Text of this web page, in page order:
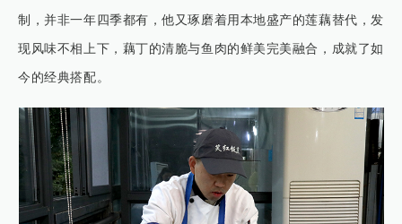
制，并非一年四季都有，他又琢磨着用本地盛产的莲藕替代，发
现风味不相上下，藕丁的清脆与鱼肉的鲜美完美融合，成就了如
今的经典搭配。